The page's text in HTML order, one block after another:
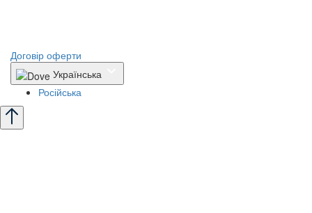
Договір оферти
Українська
Російська